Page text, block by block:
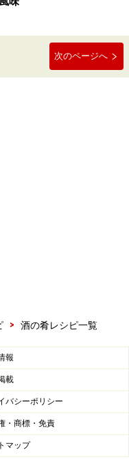
次のページへ
> 酒の肴レシピ一覧
報
載
バシーポリシー
・商標・免責
マップ